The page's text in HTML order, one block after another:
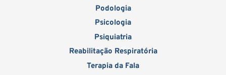
Podologia
Psicologia
Psiquiatria
Reabilitação Respiratória
Terapia da Fala